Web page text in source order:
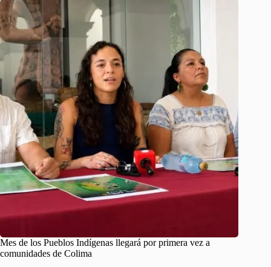
Mes de los Pueblos Indígenas llegará por primera vez a
comunidades de Colima